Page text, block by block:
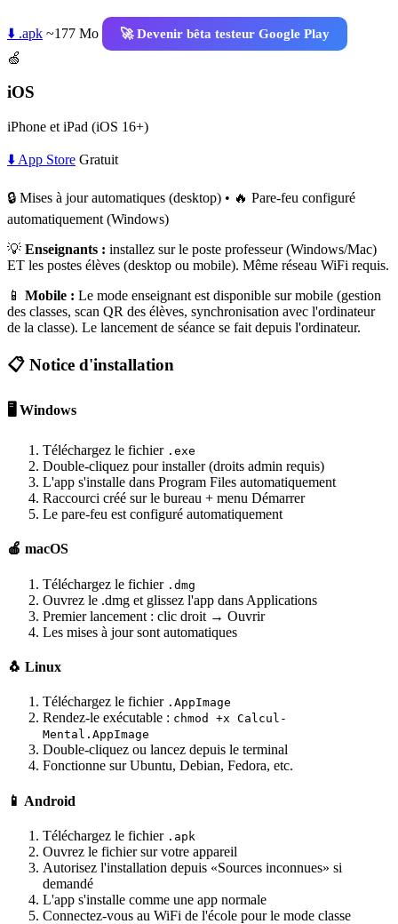
⬇️ .apk ~177 Mo
🚀 Devenir bêta testeur Google Play
🍏
iOS
iPhone et iPad (iOS 16+)
⬇️ App Store Gratuit
🔒 Mises à jour automatiques (desktop) • 🔥 Pare-feu configuré
automatiquement (Windows)
💡 Enseignants : installez sur le poste professeur (Windows/Mac)
ET les postes élèves (desktop ou mobile). Même réseau WiFi requis.
📱 Mobile : Le mode enseignant est disponible sur mobile (gestion
des classes, scan QR des élèves, synchronisation avec l'ordinateur
de la classe). Le lancement de séance se fait depuis l'ordinateur.
📋 Notice d'installation
🖥️ Windows
Téléchargez le fichier .exe
Double-cliquez pour installer (droits admin requis)
L'app s'installe dans Program Files automatiquement
Raccourci créé sur le bureau + menu Démarrer
Le pare-feu est configuré automatiquement
🍎 macOS
Téléchargez le fichier .dmg
Ouvrez le .dmg et glissez l'app dans Applications
Premier lancement : clic droit → Ouvrir
Les mises à jour sont automatiques
🐧 Linux
Téléchargez le fichier .AppImage
Rendez-le exécutable : chmod +x Calcul-
Mental.AppImage
Double-cliquez ou lancez depuis le terminal
Fonctionne sur Ubuntu, Debian, Fedora, etc.
📱 Android
Téléchargez le fichier .apk
Ouvrez le fichier sur votre appareil
Autorisez l'installation depuis «Sources inconnues» si
demandé
L'app s'installe comme une app normale
Connectez-vous au WiFi de l'école pour le mode classe